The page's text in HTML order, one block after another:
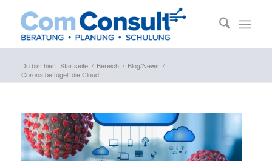
Du bist hier: Startseite / Bereich / Blog/News /
Corona beflügelt die Cloud